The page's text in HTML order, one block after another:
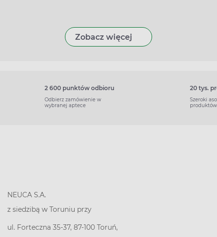
Zobacz więcej
2 600 punktów odbioru
Odbierz zamówienie w
wybranej aptece
20 tys.
Szeroki
produktów
NEUCA S.A.
z siedzibą w Toruniu przy
ul. Forteczna 35-37, 87-100 Toruń,